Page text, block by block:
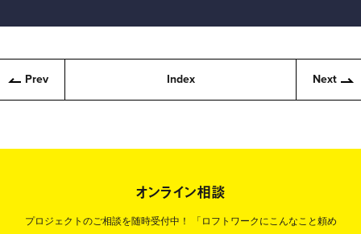
Prev Index Next
オンライン相談
プロジェクトのご相談を随時受付中！
「ロフトワークにこんなこと頼め